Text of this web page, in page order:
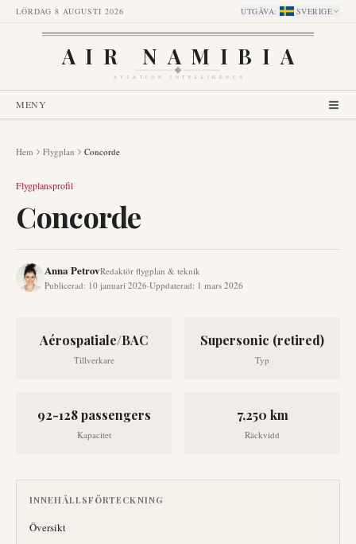
LÖRDAG 8 AUGUSTI 2026 UTGÅVA: SVERIGE
AIR NAMIBIA
AVIATION INTELLIGENCE
MENY
Hem Flygplan Concorde
Flygplansprofil
Concorde
Anna PetrovRedaktör flygplan & teknik
Publicerad: 10 januari 2026·Uppdaterad: 1 mars 2026
Aérospatiale/BAC
Tillverkare
Supersonic (retired)
Typ
92-128 passengers
Kapacitet
7,250 km
Räckvidd
INNEHÅLLSFÖRTECKNING
Översikt